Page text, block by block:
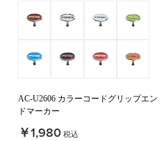
AC-U2606 カラーコードグリップエン
ドマーカー
￥1,980税込